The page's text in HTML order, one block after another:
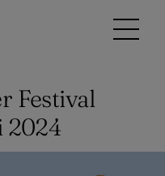
Festival
2024